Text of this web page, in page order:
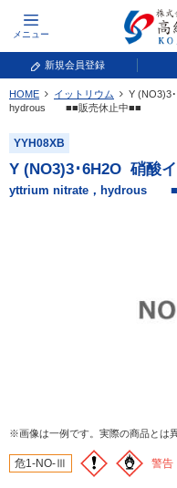
メニュー
新規会員登録
元
元素周期表をタップすると、拡大表
し、一覧へ移動してください。
青色が取り扱い対象元素です。
フリーワードで検索
HOME イットリウム Y (NO3)3
hydrous ■■販売休止中■■
YYH08XB
Y (NO3)3･6H2O 硝酸
yttrium nitrate，hydrous
※画像は一例です。実際の商品とは
危1-NO-Ⅲ 警告